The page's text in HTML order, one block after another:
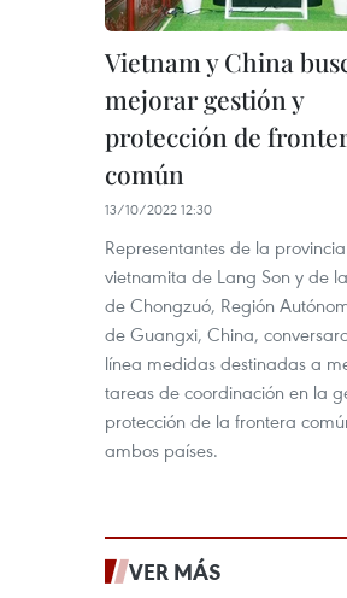
Vietnam y China
mejorar gestión y
protección de
común
13/10/2022 12:30
Representantes de la provincia
vietnamita de Lang Son y de
de Chongzuó, Región
de Guangxi, China,
línea medidas destinadas a
tareas de coordinación en la
protección de la frontera
ambos países.
VER MÁS